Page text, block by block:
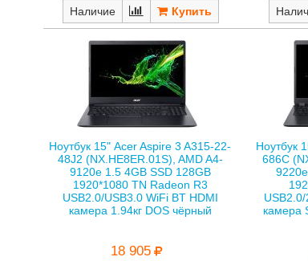
Наличие
Ноутбук 15" Acer Aspire 3 A315-22-
48J2 (NX.HE8ER.01S), AMD A4-
9120e 1.5 4GB SSD 128GB
1920*1080 TN Radeon R3
USB2.0/USB3.0 WiFi BT HDMI
камера 1.94кг DOS чёрный
18 905
Ноутбук
686C
камера